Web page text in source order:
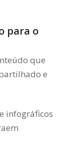
para o
que
e
infográficos